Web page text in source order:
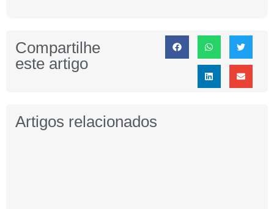
Compartilhe
este artigo
Artigos relacionados